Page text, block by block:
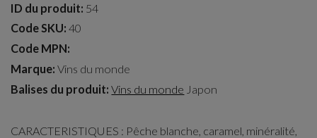
ID du produit: 54
Code SKU: 40
Code MPN:
Marque:Vins du monde
Balises du produit: Vins du monde Japon
CARACTERISTIQUES : Pêche blanche, caramel, minéralité,